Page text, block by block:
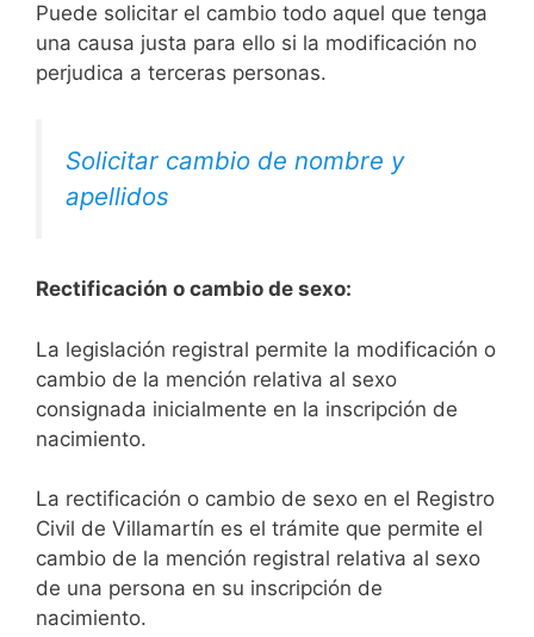
Puede solicitar el cambio todo aquel que tenga
una causa justa para ello si la modificación no
perjudica a terceras personas.
Solicitar cambio de nombre y
apellidos
Rectificación o cambio de sexo:
La legislación registral permite la modificación o
cambio de la mención relativa al sexo
consignada inicialmente en la inscripción de
nacimiento.
La rectificación o cambio de sexo en el Registro
Civil de Villamartín es el trámite que permite el
cambio de la mención registral relativa al sexo
de una persona en su inscripción de
nacimiento.